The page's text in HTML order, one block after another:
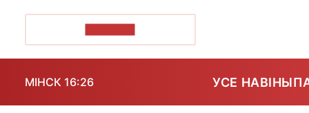
МІНСК 16:26 УСЕ НАВІНЫ